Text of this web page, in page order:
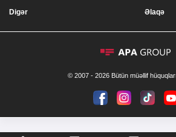
Digər Əlaqə
© 2007 - 2026 Bütün müəllif